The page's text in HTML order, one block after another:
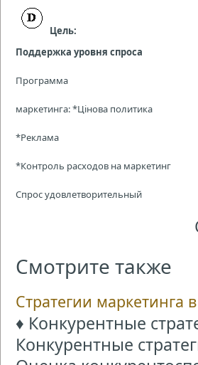
Цель:
Поддержка уровня спроса
Программа
маркетинга: *Цінова политика
*Реклама
*Контроль расходов на маркетинг
Спрос удовлетворительный
Смотрите также
Стратегии маркетинга
♦ Конкурентные
Конкурентные